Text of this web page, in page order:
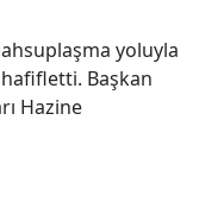
yoluyla
Başkan
Hazine